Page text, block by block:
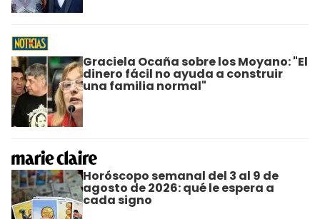
Graciela Ocaña sobre los Moyano: "El
dinero fácil no ayuda a construir
una familia normal"
Horóscopo semanal del 3 al 9 de
agosto de 2026: qué le espera a
cada signo